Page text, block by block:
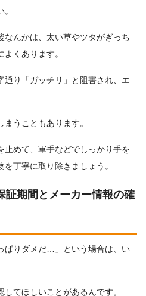
なんかは、太い草やツタがぎっち
くあります。
通り「ガッチリ」と阻害され、エ
うこともあります。
止めて、軍手などでしっかり手を
丁寧に取り除きましょう。
証期間とメーカー情報の確
ぱりダメだ…」という場合は、い
てほしいことがあるんです。